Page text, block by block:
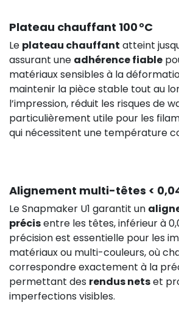
Plateau chauffant 100 °C
Le plateau chauffant atteint
assurant une adhérence fiable
matériaux sensibles à la
maintenir la pièce stable tout au
l’impression, réduit les risques de
particulièrement utile pour les
qui nécessitent une température
Alignement multi-têtes <
Le Snapmaker U1 garantit un
précisentre les têtes, inférieur à
précision est essentielle pour les
matériaux ou multi-couleurs, où
correspondre exactement à la
permettant des rendus netset
imperfections visibles.